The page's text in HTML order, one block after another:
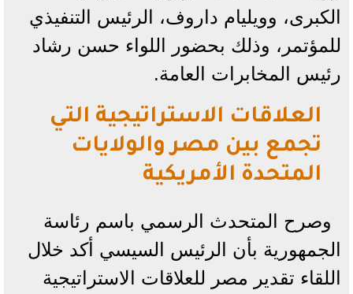
الكبرى، وويليام داروف، الرئيس التنفيذي
للمؤتمر، وذلك بحضور اللواء حسن رشاد
رئيس المخابرات العامة.
العلاقات الاستراتيجية التي
تجمع بين مصر والولايات
المتحدة الأمريكية
وصرح المتحدث الرسمي باسم رئاسة
الجمهورية بأن الرئيس السيسي أكد خلال
اللقاء تقدير مصر للعلاقات الاستراتيجية